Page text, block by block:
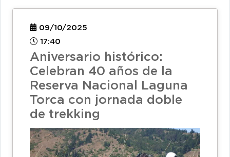
09/10/2025
17:40
Aniversario histórico:
Celebran 40 años de la
Reserva Nacional Laguna
Torca con jornada doble
de trekking